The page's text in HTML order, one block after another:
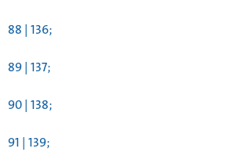
88 | 136;
89 | 137;
90 | 138;
91 | 139;